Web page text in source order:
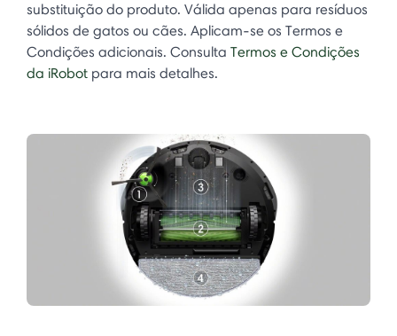
substituição do produto. Válida apenas para resíduos
sólidos de gatos ou cães. Aplicam-se os Termos e
Condições adicionais. Consulta Termos e Condições
da iRobot para mais detalhes.